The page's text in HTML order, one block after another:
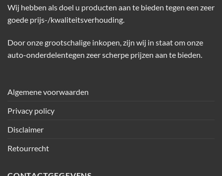
Wij hebben als doel u producten aan te bieden tegen een zeer
goede prijs-/kwaliteitsverhouding.
Door onze grootschalige inkopen, zijn wij in staat om onze
auto-onderdelentegen zeer scherpe prijzen aan te bieden.
Algemene voorwaarden
Privacy policy
Disclaimer
Retourrecht